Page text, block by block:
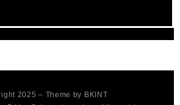
2025 – Theme by BKINT